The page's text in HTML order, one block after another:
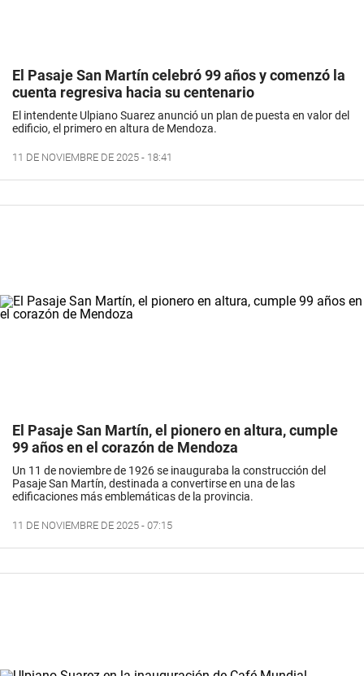
El Pasaje San Martín celebró 99 años y comenzó la
cuenta regresiva hacia su centenario
El intendente Ulpiano Suarez anunció un plan de puesta en valor del
edificio, el primero en altura de Mendoza.
11 DE NOVIEMBRE DE 2025 - 18:41
El Pasaje San Martín, el pionero en altura, cumple
99 años en el corazón de Mendoza
Un 11 de noviembre de 1926 se inauguraba la construcción del
Pasaje San Martín, destinada a convertirse en una de las
edificaciones más emblemáticas de la provincia.
11 DE NOVIEMBRE DE 2025 - 07:15